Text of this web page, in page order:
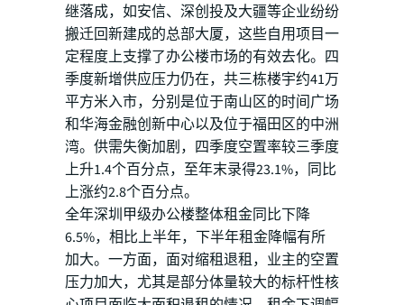
继落成，如安信、深创投及大疆等企业纷纷
搬迁回新建成的总部大厦，这些自用项目一
定程度上支撑了办公楼市场的有效去化。四
季度新增供应压力仍在，共三栋楼宇约41万
平方米入市，分别是位于南山区的时间广场
和华海金融创新中心以及位于福田区的中洲
湾。供需失衡加剧，四季度空置率较三季度
上升1.4个百分点，至年末录得23.1%，同比
上涨约2.8个百分点。
全年深圳甲级办公楼整体租金同比下降
6.5%，相比上半年，下半年租金降幅有所
加大。一方面，面对缩租退租，业主的空置
压力加大，尤其是部分体量较大的标杆性核